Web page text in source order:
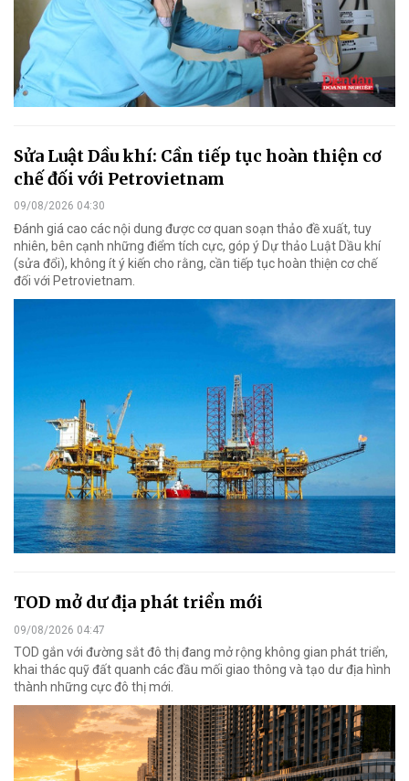
Sửa Luật Dầu khí: Cần tiếp tục hoàn thiện cơ
chế đối với Petrovietnam
09/08/2026 04:30
Đánh giá cao các nội dung được cơ quan soạn thảo đề xuất, tuy
nhiên, bên cạnh những điểm tích cực, góp ý Dự thảo Luật Dầu khí
(sửa đổi), không ít ý kiến cho rằng, cần tiếp tục hoàn thiện cơ chế
đối với Petrovietnam.
TOD mở dư địa phát triển mới
09/08/2026 04:47
TOD gắn với đường sắt đô thị đang mở rộng không gian phát triển,
khai thác quỹ đất quanh các đầu mối giao thông và tạo dư địa hình
thành những cực đô thị mới.